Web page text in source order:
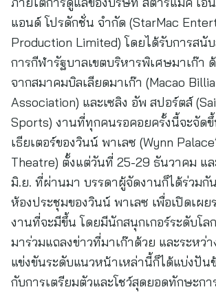
แอนด์ โปรดักชั่น จำกัด (StarMac
Production Limited) โดยได้รับการสนั
การกีฬารัฐบาลเขตบริหารพิเศษมาเก๊า
จากสมาคมบิลเลียดมาเก๊า (Macao
Association) และเซลิง อัพ สปอร์ตส์
Sports) งานที่ทุกคนรอคอยครั้งนี้จะจัด
เธียเตอร์ของวินน์ พาเลซ (Wynn
Theatre) ตั้งแต่วันที่ 25-29 ธันวาคม แ
มิ.ย. ที่ผ่านมา บรรดาผู้จัดงานก็ได้ร่วมกั
ห้องประชุมของวินน์ พาเลซ เพื่อเปิดเผย
งานที่จะมีขึ้น โดยมีนักสนุกเกอร์ระดับโล
มาร่วมแถลงข่าวที่มาเก๊าด้วย และระหว่า
แข่งขันระดับแนวหน้าเหล่านี้ก็ได้แบ่งปัน
กับการเตรียมตัวและโชว์สุดยอดทักษะก